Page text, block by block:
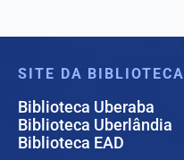
SITE DA BIBLIOTECA
Biblioteca Uberaba
Biblioteca Uberlândia
Biblioteca EAD